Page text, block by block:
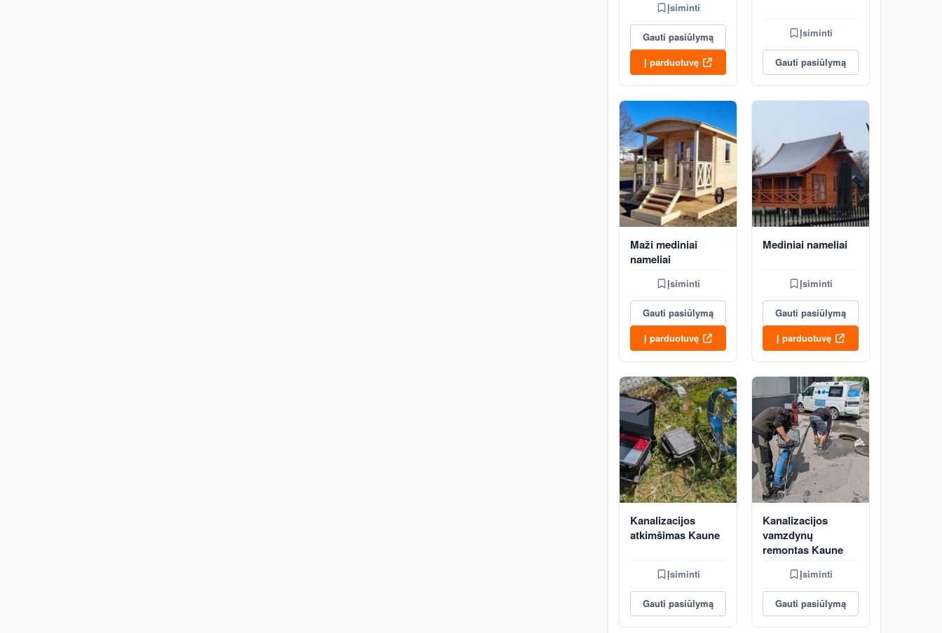
Įsiminti
Gauti pasiūlymą
Į parduotuvę
Įsiminti
Gauti pasiūlymą
Maži mediniai
nameliai
Įsiminti
Gauti pasiūlymą
Į parduotuvę
Mediniai nameliai
Įsiminti
Gauti pasiūlymą
Į parduotuvę
Kanalizacijos
atkimšimas Kaune
Įsiminti
Gauti pasiūlymą
Kanalizacijos
vamzdynų
remontas Kaune
Įsiminti
Gauti pasiūlymą